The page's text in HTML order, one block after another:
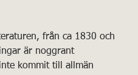
från ca 1830 och
är noggrant
kommit till allmän